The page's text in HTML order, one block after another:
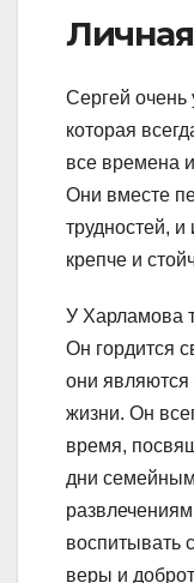
Сергей очень
которая
все времена
Они вместе
трудностей,
крепче и
У Харламова
Он гордится
они являются
жизни. Он
время,
дни
воспитывать
веры и